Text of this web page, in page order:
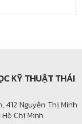
KỸ THUẬT THÁI
412 Nguyễn Thị Minh
Chí Minh